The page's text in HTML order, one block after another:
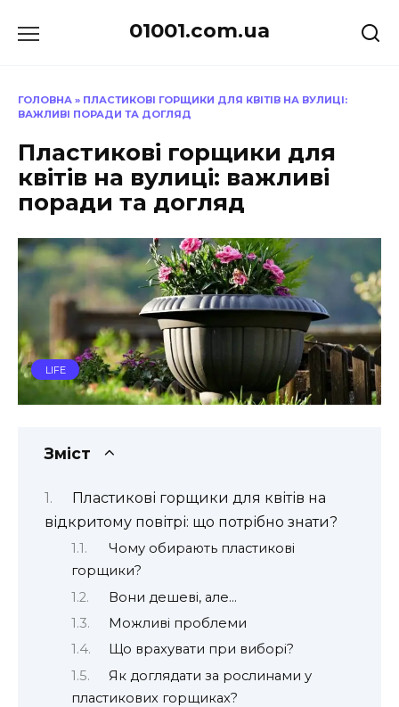
до
01001.com.ua
ГОЛОВНА » ПЛАСТИКОВІ ГОРЩИКИ ДЛЯ КВІТІВ НА ВУЛИЦІ:
ВАЖЛИВІ ПОРАДИ ТА ДОГЛЯД
Пластикові горщики для
квітів на вулиці: важливі
поради та догляд
LIFE
Зміст
Пластикові горщики для квітів на
відкритому повітрі: що потрібно знати?
Чому обирають пластикові
горщики?
Вони дешеві, але…
Можливі проблеми
Що врахувати при виборі?
Як доглядати за рослинами у
пластикових горщиках?